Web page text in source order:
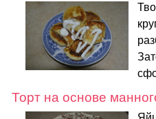
Торт на основе